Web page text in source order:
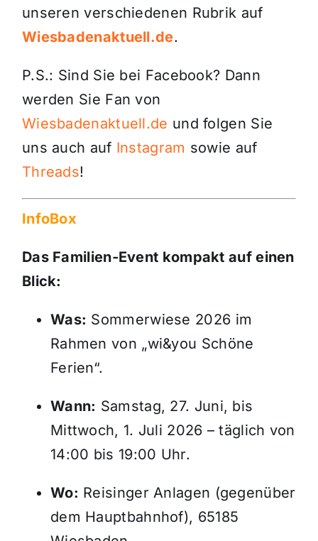
unseren verschiedenen Rubrik auf
Wiesbadenaktuell.de.
P.S.: Sind Sie bei Facebook? Dann
werden Sie Fan von
Wiesbadenaktuell.de und folgen Sie
uns auch auf Instagram sowie auf
Threads!
InfoBox
Das Familien-Event kompakt auf einen
Blick:
Was: Sommerwiese 2026 im
Rahmen von „wi&you Schöne
Ferien“.
Wann: Samstag, 27. Juni, bis
Mittwoch, 1. Juli 2026 – täglich von
14:00 bis 19:00 Uhr.
Wo: Reisinger Anlagen (gegenüber
dem Hauptbahnhof), 65185